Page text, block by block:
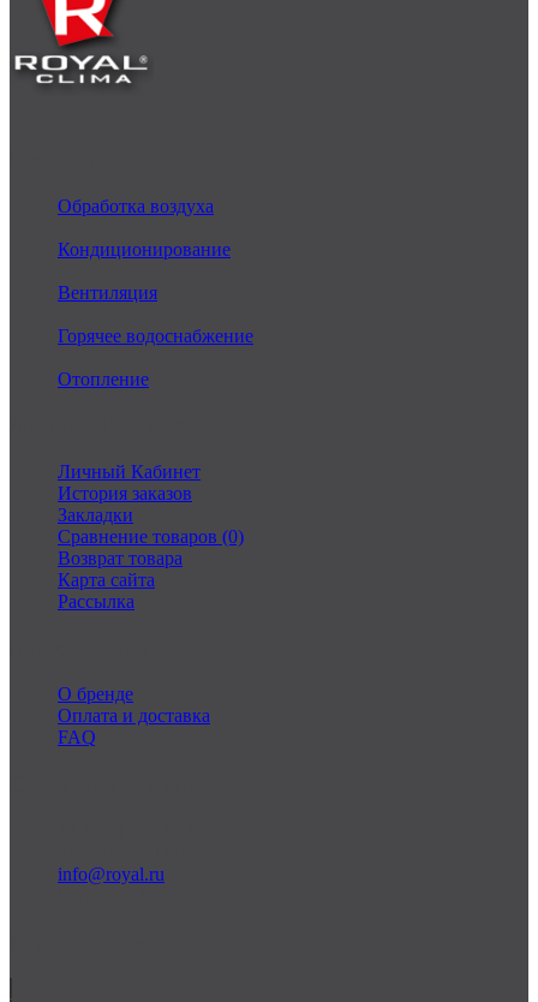
Обработка воздуха
Кондиционирование
Вентиляция
Горячее водоснабжение
Отопление
Личный Кабинет
История заказов
Закладки
Сравнение товаров (0)
Возврат товара
Карта сайта
Рассылка
О бренде
Оплата и доставка
FAQ
info@royal.ru